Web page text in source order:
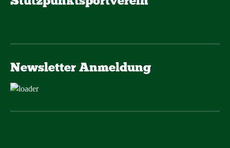
Newsletter Anmeldung